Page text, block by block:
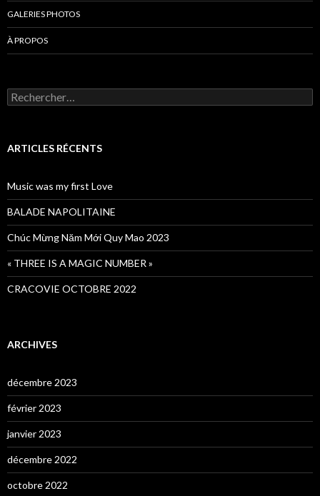
GALERIES PHOTOS
À PROPOS
Rechercher :
ARTICLES RÉCENTS
Music was my first Love
BALADE NAPOLITAINE
Chúc Mừng Năm Mới Quy Mao 2023
« THREE IS A MAGIC NUMBER »
CRACOVIE OCTOBRE 2022
ARCHIVES
décembre 2023
février 2023
janvier 2023
décembre 2022
octobre 2022